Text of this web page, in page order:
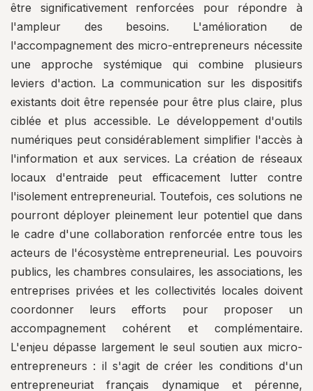
être significativement renforcées pour répondre à
l'ampleur des besoins. L'amélioration de
l'accompagnement des micro-entrepreneurs nécessite
une approche systémique qui combine plusieurs
leviers d'action. La communication sur les dispositifs
existants doit être repensée pour être plus claire, plus
ciblée et plus accessible. Le développement d'outils
numériques peut considérablement simplifier l'accès à
l'information et aux services. La création de réseaux
locaux d'entraide peut efficacement lutter contre
l'isolement entrepreneurial. Toutefois, ces solutions ne
pourront déployer pleinement leur potentiel que dans
le cadre d'une collaboration renforcée entre tous les
acteurs de l'écosystème entrepreneurial. Les pouvoirs
publics, les chambres consulaires, les associations, les
entreprises privées et les collectivités locales doivent
coordonner leurs efforts pour proposer un
accompagnement cohérent et complémentaire.
L'enjeu dépasse largement le seul soutien aux micro-
entrepreneurs : il s'agit de créer les conditions d'un
entrepreneuriat français dynamique et pérenne,